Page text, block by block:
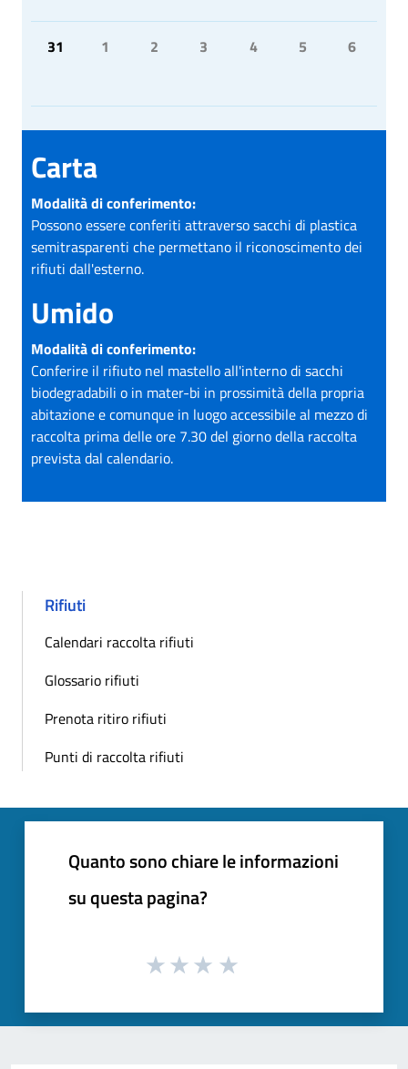
31 1 2 3 4 5 6
Carta
Modalità di conferimento:
Possono essere conferiti attraverso sacchi di plastica
semitrasparenti che permettano il riconoscimento dei
rifiuti dall'esterno.
Umido
Modalità di conferimento:
Conferire il rifiuto nel mastello all'interno di sacchi
biodegradabili o in mater-bi in prossimità della propria
abitazione e comunque in luogo accessibile al mezzo di
raccolta prima delle ore 7.30 del giorno della raccolta
prevista dal calendario.
Rifiuti
Calendari raccolta rifiuti
Glossario rifiuti
Prenota ritiro rifiuti
Punti di raccolta rifiuti
Quanto sono chiare le informazioni
su questa pagina?